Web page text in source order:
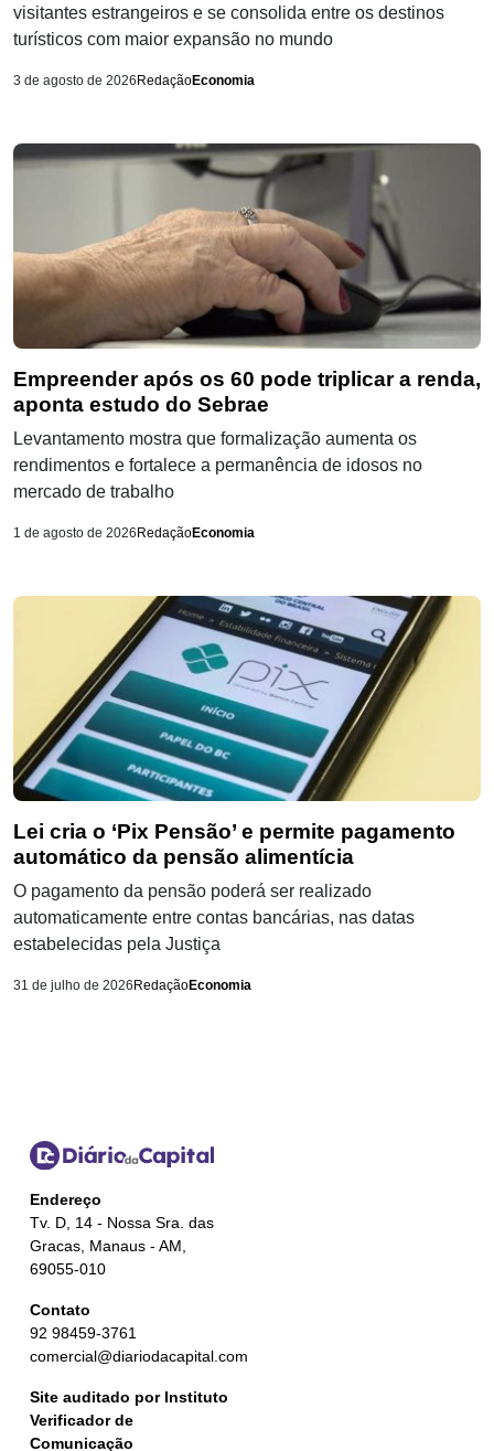
visitantes estrangeiros e se consolida entre os destinos
turísticos com maior expansão no mundo
3 de agosto de 2026 RedaçãoEconomia
Empreender após os 60 pode triplicar a renda,
aponta estudo do Sebrae
Levantamento mostra que formalização aumenta os
rendimentos e fortalece a permanência de idosos no
mercado de trabalho
1 de agosto de 2026 RedaçãoEconomia
Lei cria o ‘Pix Pensão’ e permite pagamento
automático da pensão alimentícia
O pagamento da pensão poderá ser realizado
automaticamente entre contas bancárias, nas datas
estabelecidas pela Justiça
31 de julho de 2026 RedaçãoEconomia
Endereço
Tv. D, 14 - Nossa Sra. das
Gracas, Manaus - AM,
69055-010
Contato
92 98459-3761
comercial@diariodacapital.com
Site auditado por Instituto
Verificador de
Comunicação